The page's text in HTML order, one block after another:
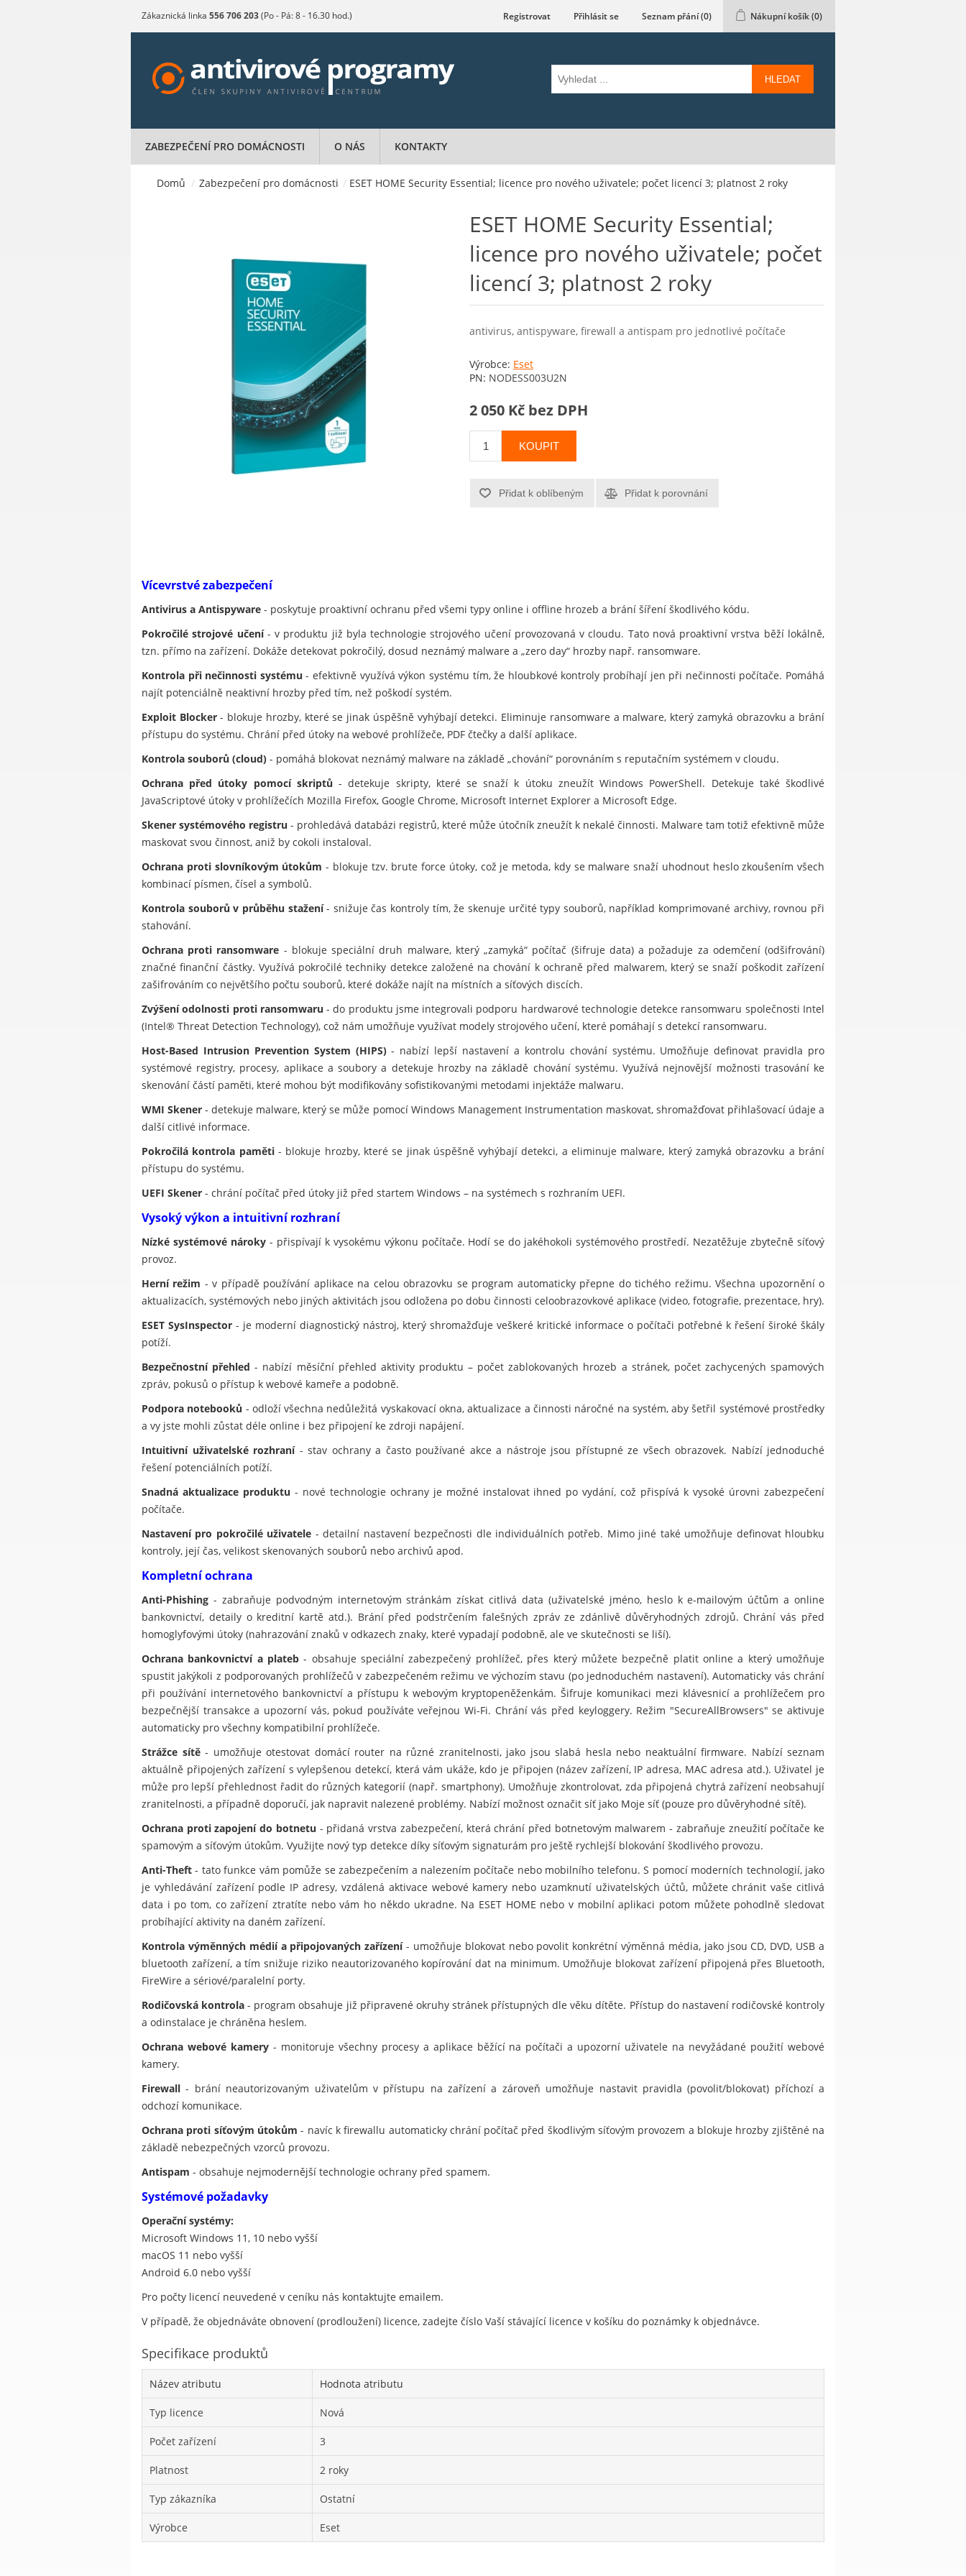
Zákaznická linka 556 706 203(Po - Pá: 8 - 16.30 hod.) Registrovat Přihlásit se Seznam přání(0) Nákupní košík(0)
HLEDAT
ZABEZPEČENÍ PRO DOMÁCNOSTI O NÁS KONTAKTY
Domů / Zabezpečení pro domácnosti / ESET HOME Security Essential; licence pro nového uživatele; počet licencí 3; platnost 2 roky
ESET HOME Security Essential;
licence pro nového uživatele; počet
licencí 3; platnost 2 roky
antivirus, antispyware, firewall a antispam pro jednotlivé počítače
Výrobce: Eset
PN: NODESS003U2N
2 050 Kč bez DPH
KOUPIT
Přidat k oblíbeným Přidat k porovnání
Vícevrstvé zabezpečení
Antivirus a Antispyware - poskytuje proaktivní ochranu před všemi typy online i offline hrozeb a brání šíření škodlivého kódu.
Pokročilé strojové učení- v produktu již byla technologie strojového učení provozovaná v cloudu. Tato nová proaktivní vrstva běží lokálně,
tzn. přímo na zařízení. Dokáže detekovat pokročilý, dosud neznámý malware a „zero day“ hrozby např. ransomware.
Kontrola při nečinnosti systému - efektivně využívá výkon systému tím, že hloubkové kontroly probíhají jen při nečinnosti počítače. Pomáhá
najít potenciálně neaktivní hrozby před tím, než poškodí systém.
Exploit Blocker- blokuje hrozby, které se jinak úspěšně vyhýbají detekci. Eliminuje ransomware a malware, který zamyká obrazovku a brání
přístupu do systému. Chrání před útoky na webové prohlížeče, PDF čtečky a další aplikace.
Kontrola souborů (cloud) - pomáhá blokovat neznámý malware na základě „chování“ porovnáním s reputačním systémem v cloudu.
Ochrana před útoky pomocí skriptů - detekuje skripty, které se snaží k útoku zneužít Windows PowerShell. Detekuje také škodlivé
JavaScriptové útoky v prohlížečích Mozilla Firefox, Google Chrome, Microsoft Internet Explorer a Microsoft Edge.
Skener systémového registru - prohledává databázi registrů, které může útočník zneužít k nekalé činnosti. Malware tam totiž efektivně může
maskovat svou činnost, aniž by cokoli instaloval.
Ochrana proti slovníkovým útokům - blokuje tzv. brute force útoky, což je metoda, kdy se malware snaží uhodnout heslo zkoušením všech
kombinací písmen, čísel a symbolů.
Kontrola souborů v průběhu stažení- snižuje čas kontroly tím, že skenuje určité typy souborů, například komprimované archivy, rovnou při
stahování.
Ochrana proti ransomware - blokuje speciální druh malware, který „zamyká“ počítač (šifruje data) a požaduje za odemčení (odšifrování)
značné finanční částky. Využívá pokročilé techniky detekce založené na chování k ochraně před malwarem, který se snaží poškodit zařízení
zašifrováním co největšího počtu souborů, které dokáže najít na místních a síťových discích.
Zvýšení odolnosti proti ransomwaru - do produktu jsme integrovali podporu hardwarové technologie detekce ransomwaru společnosti Intel
(Intel® Threat Detection Technology), což nám umožňuje využívat modely strojového učení, které pomáhají s detekcí ransomwaru.
Host-Based Intrusion Prevention System (HIPS)- nabízí lepší nastavení a kontrolu chování systému. Umožňuje definovat pravidla pro
systémové registry, procesy, aplikace a soubory a detekuje hrozby na základě chování systému. Využívá nejnovější možnosti trasování ke
skenování částí paměti, které mohou být modifikovány sofistikovanými metodami injektáže malwaru.
WMI Skener - detekuje malware, který se může pomocí Windows Management Instrumentation maskovat, shromažďovat přihlašovací údaje a
další citlivé informace.
Pokročilá kontrola paměti- blokuje hrozby, které se jinak úspěšně vyhýbají detekci, a eliminuje malware, který zamyká obrazovku a brání
přístupu do systému.
UEFI Skener - chrání počítač před útoky již před startem Windows – na systémech s rozhraním UEFI.
Vysoký výkon a intuitivní rozhraní
Nízké systémové nároky- přispívají k vysokému výkonu počítače. Hodí se do jakéhokoli systémového prostředí. Nezatěžuje zbytečně síťový
provoz.
Herní režim - v případě používání aplikace na celou obrazovku se program automaticky přepne do tichého režimu. Všechna upozornění o
aktualizacích, systémových nebo jiných aktivitách jsou odložena po dobu činnosti celoobrazovkové aplikace (video, fotografie, prezentace, hry).
ESET SysInspector - je moderní diagnostický nástroj, který shromažďuje veškeré kritické informace o počítači potřebné k řešení široké škály
potíží.
Bezpečnostní přehled - nabízí měsíční přehled aktivity produktu – počet zablokovaných hrozeb a stránek, počet zachycených spamových
zpráv, pokusů o přístup k webové kameře a podobně.
Podpora notebooků - odloží všechna nedůležitá vyskakovací okna, aktualizace a činnosti náročné na systém, aby šetřil systémové prostředky
a vy jste mohli zůstat déle online i bez připojení ke zdroji napájení.
Intuitivní uživatelské rozhraní- stav ochrany a často používané akce a nástroje jsou přístupné ze všech obrazovek. Nabízí jednoduché
řešení potenciálních potíží.
Snadná aktualizace produktu - nové technologie ochrany je možné instalovat ihned po vydání, což přispívá k vysoké úrovni zabezpečení
počítače.
Nastavení pro pokročilé uživatele - detailní nastavení bezpečnosti dle individuálních potřeb. Mimo jiné také umožňuje definovat hloubku
kontroly, její čas, velikost skenovaných souborů nebo archivů apod.
Kompletní ochrana
Anti-Phishing - zabraňuje podvodným internetovým stránkám získat citlivá data (uživatelské jméno, heslo k e-mailovým účtům a online
bankovnictví, detaily o kreditní kartě atd.). Brání před podstrčením falešných zpráv ze zdánlivě důvěryhodných zdrojů. Chrání vás před
homoglyfovými útoky (nahrazování znaků v odkazech znaky, které vypadají podobně, ale ve skutečnosti se liší).
Ochrana bankovnictví a plateb - obsahuje speciální zabezpečený prohlížeč, přes který můžete bezpečně platit online a který umožňuje
spustit jakýkoli z podporovaných prohlížečů v zabezpečeném režimu ve výchozím stavu (po jednoduchém nastavení). Automaticky vás chrání
při používání internetového bankovnictví a přístupu k webovým kryptopeněženkám. Šifruje komunikaci mezi klávesnicí a prohlížečem pro
bezpečnější transakce a upozorní vás, pokud používáte veřejnou Wi-Fi. Chrání vás před keyloggery. Režim "SecureAllBrowsers" se aktivuje
automaticky pro všechny kompatibilní prohlížeče.
Strážce sítě- umožňuje otestovat domácí router na různé zranitelnosti, jako jsou slabá hesla nebo neaktuální firmware. Nabízí seznam
aktuálně připojených zařízení s vylepšenou detekcí, která vám ukáže, kdo je připojen (název zařízení, IP adresa, MAC adresa atd.). Uživatel je
může pro lepší přehlednost řadit do různých kategorií (např. smartphony). Umožňuje zkontrolovat, zda připojená chytrá zařízení neobsahují
zranitelnosti, a případně doporučí, jak napravit nalezené problémy. Nabízí možnost označit síť jako Moje síť (pouze pro důvěryhodné sítě).
Ochrana proti zapojení do botnetu - přidaná vrstva zabezpečení, která chrání před botnetovým malwarem - zabraňuje zneužití počítače ke
spamovým a síťovým útokům. Využijte nový typ detekce díky síťovým signaturám pro ještě rychlejší blokování škodlivého provozu.
Anti-Theft - tato funkce vám pomůže se zabezpečením a nalezením počítače nebo mobilního telefonu. S pomocí moderních technologií, jako
je vyhledávání zařízení podle IP adresy, vzdálená aktivace webové kamery nebo uzamknutí uživatelských účtů, můžete chránit vaše citlivá
data i po tom, co zařízení ztratíte nebo vám ho někdo ukradne. Na ESET HOME nebo v mobilní aplikaci potom můžete pohodlně sledovat
probíhající aktivity na daném zařízení.
Kontrola výměnných médií a připojovaných zařízení- umožňuje blokovat nebo povolit konkrétní výměnná média, jako jsou CD, DVD, USB a
bluetooth zařízení, a tím snižuje riziko neautorizovaného kopírování dat na minimum. Umožňuje blokovat zařízení připojená přes Bluetooth,
FireWire a sériové/paralelní porty.
Rodičovská kontrola - program obsahuje již připravené okruhy stránek přístupných dle věku dítěte. Přístup do nastavení rodičovské kontroly
a odinstalace je chráněna heslem.
Ochrana webové kamery- monitoruje všechny procesy a aplikace běžící na počítači a upozorní uživatele na nevyžádané použití webové
kamery.
Firewall - brání neautorizovaným uživatelům v přístupu na zařízení a zároveň umožňuje nastavit pravidla (povolit/blokovat) příchozí a
odchozí komunikace.
Ochrana proti síťovým útokům - navíc k firewallu automaticky chrání počítač před škodlivým síťovým provozem a blokuje hrozby zjištěné na
základě nebezpečných vzorců provozu.
Antispam - obsahuje nejmodernější technologie ochrany před spamem.
Systémové požadavky
Operační systémy:
Microsoft Windows 11, 10 nebo vyšší
macOS 11 nebo vyšší
Android 6.0 nebo vyšší
Pro počty licencí neuvedené v ceníku nás kontaktujte emailem.
V případě, že objednáváte obnovení (prodloužení) licence, zadejte číslo Vaší stávající licence v košíku do poznámky k objednávce.
Specifikace produktů
Název atributu Hodnota atributu
Typ licence Nová
Počet zařízení 3
Platnost 2 roky
Typ zákazníka Ostatní
Výrobce Eset